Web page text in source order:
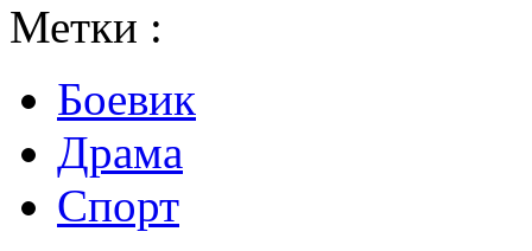
Метки :
Боевик
Драма
Спорт